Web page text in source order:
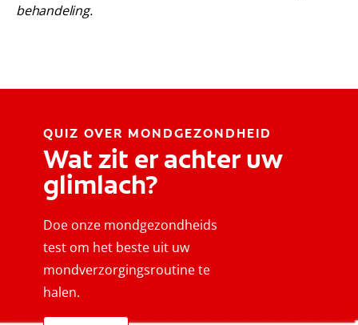
behandeling.
QUIZ OVER MONDGEZONDHEID
Wat zit er achter uw
glimlach?
Doe onze mondgezondheids
test om het beste uit uw
mondverzorgingsroutine te
halen.